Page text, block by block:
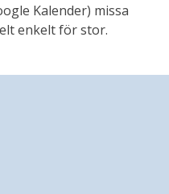
Kalender) missa
enkelt för stor.